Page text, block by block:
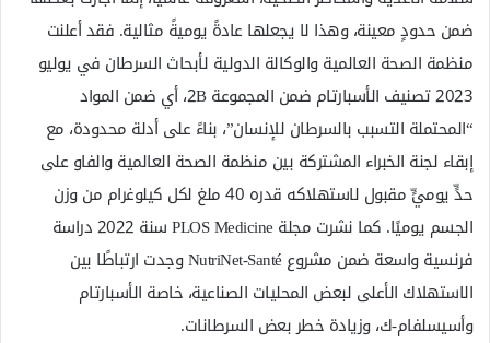
ضمن حدودٍ معينة، وهذا لا يجعلها عادةً يوميةً مثالية. فقد أعلنت
منظمة الصحة العالمية والوكالة الدولية لأبحاث السرطان في يوليو
2023 تصنيف الأسبارتام ضمن المجموعة 2B، أي ضمن المواد
“المحتملة التسبب بالسرطان للإنسان”، بناءً على أدلة محدودة، مع
إبقاء لجنة الخبراء المشتركة بين منظمة الصحة العالمية والفاو على
حدٍّ يوميٍّ مقبول لاستهلاكه قدره 40 ملغ لكل كيلوغرام من وزن
الجسم يوميًا. كما نشرت مجلة PLOS Medicine سنة 2022 دراسة
فرنسية واسعة ضمن مشروع NutriNet-Santé وجدت ارتباطًا بين
الاستهلاك الأعلى لبعض المحليات الصناعية، خاصة الأسبارتام
وأسيسلفام-ك، وزيادة خطر بعض السرطانات.